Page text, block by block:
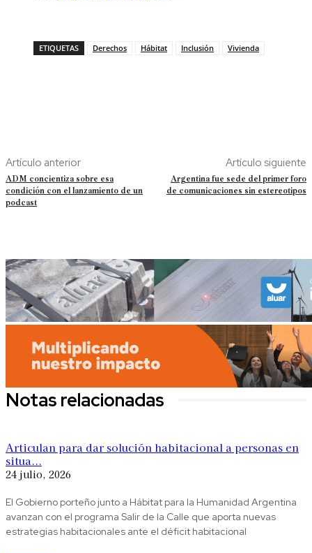
ETIQUETAS Derechos Hábitat Inclusión Vivienda
Artículo anterior
ADM concientiza sobre esa
condición con el lanzamiento de un
podcast
Artículo siguiente
Argentina fue sede del primer foro
de comunicaciones sin estereotipos
Notas relacionadas
Articulan para dar solución habitacional a personas en
situa...
24 julio, 2026
El Gobierno porteño junto a Hábitat para la Humanidad Argentina
avanzan con el programa Salir de la Calle que aporta nuevas
estrategias habitacionales ante el déficit habitacional